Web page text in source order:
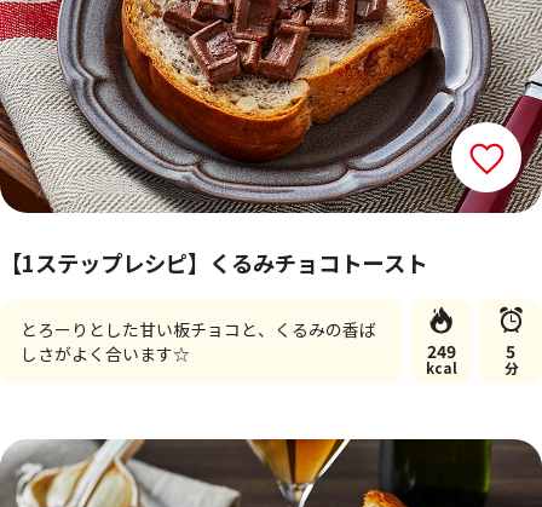
【1ステップレシピ】くるみチョコトースト
とろーりとした甘い板チョコと、くるみの香ば
しさがよく合います☆
249
kcal
5
分